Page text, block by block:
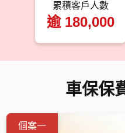
累積客戶人數
逾 180,000
車保保
個案一